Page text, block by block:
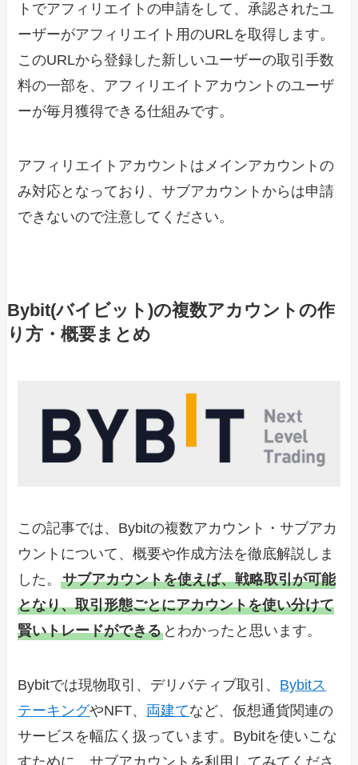
トでアフィリエイトの申請をして、承認されたユ
ーザーがアフィリエイト用のURLを取得します。
このURLから登録した新しいユーザーの取引手数
料の一部を、アフィリエイトアカウントのユーザ
ーが毎月獲得できる仕組みです。
アフィリエイトアカウントはメインアカウントの
み対応となっており、サブアカウントからは申請
できないので注意してください。
Bybit(バイビット)の複数アカウントの作
り方・概要まとめ
この記事では、Bybitの複数アカウント・サブアカ
ウントについて、概要や作成方法を徹底解説しま
した。サブアカウントを使えば、戦略取引が可能
となり、取引形態ごとにアカウントを使い分けて
賢いトレードができる とわかったと思います。
Bybitでは現物取引、デリバティブ取引、 Bybitス
テーキングやNFT、 両建てなど、仮想通貨関連の
サービスを幅広く扱っています。Bybitを使いこな